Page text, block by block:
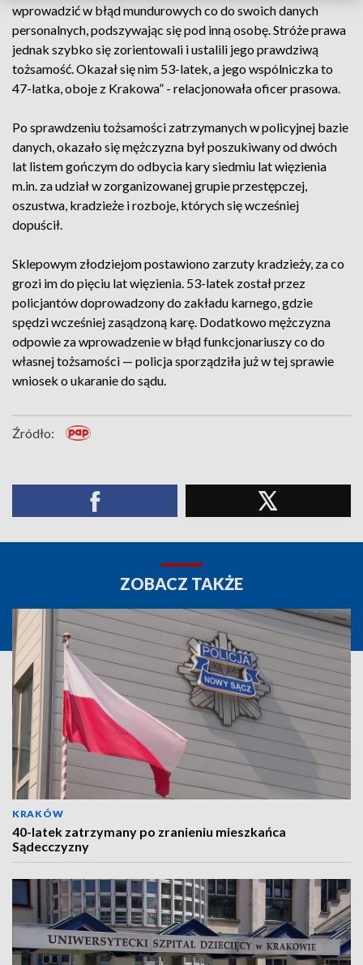
wprowadzić w błąd mundurowych co do swoich danych
personalnych, podszywając się pod inną osobę. Stróże prawa
jednak szybko się zorientowali i ustalili jego prawdziwą
tożsamość. Okazał się nim 53-latek, a jego wspólniczka to
47-latka, oboje z Krakowa” - relacjonowała oficer prasowa.
Po sprawdzeniu tożsamości zatrzymanych w policyjnej bazie
danych, okazało się mężczyzna był poszukiwany od dwóch
lat listem gończym do odbycia kary siedmiu lat więzienia
m.in. za udział w zorganizowanej grupie przestępczej,
oszustwa, kradzieże i rozboje, których się wcześniej
dopuścił.
Sklepowym złodziejom postawiono zarzuty kradzieży, za co
grozi im do pięciu lat więzienia. 53-latek został przez
policjantów doprowadzony do zakładu karnego, gdzie
spędzi wcześniej zasądzoną karę. Dodatkowo mężczyzna
odpowie za wprowadzenie w błąd funkcjonariuszy co do
własnej tożsamości — policja sporządziła już w tej sprawie
wniosek o ukaranie do sądu.
Źródło:
ZOBACZ TAKŻE
KRAKÓW
40-latek zatrzymany po zranieniu mieszkańca
Sądecczyzny